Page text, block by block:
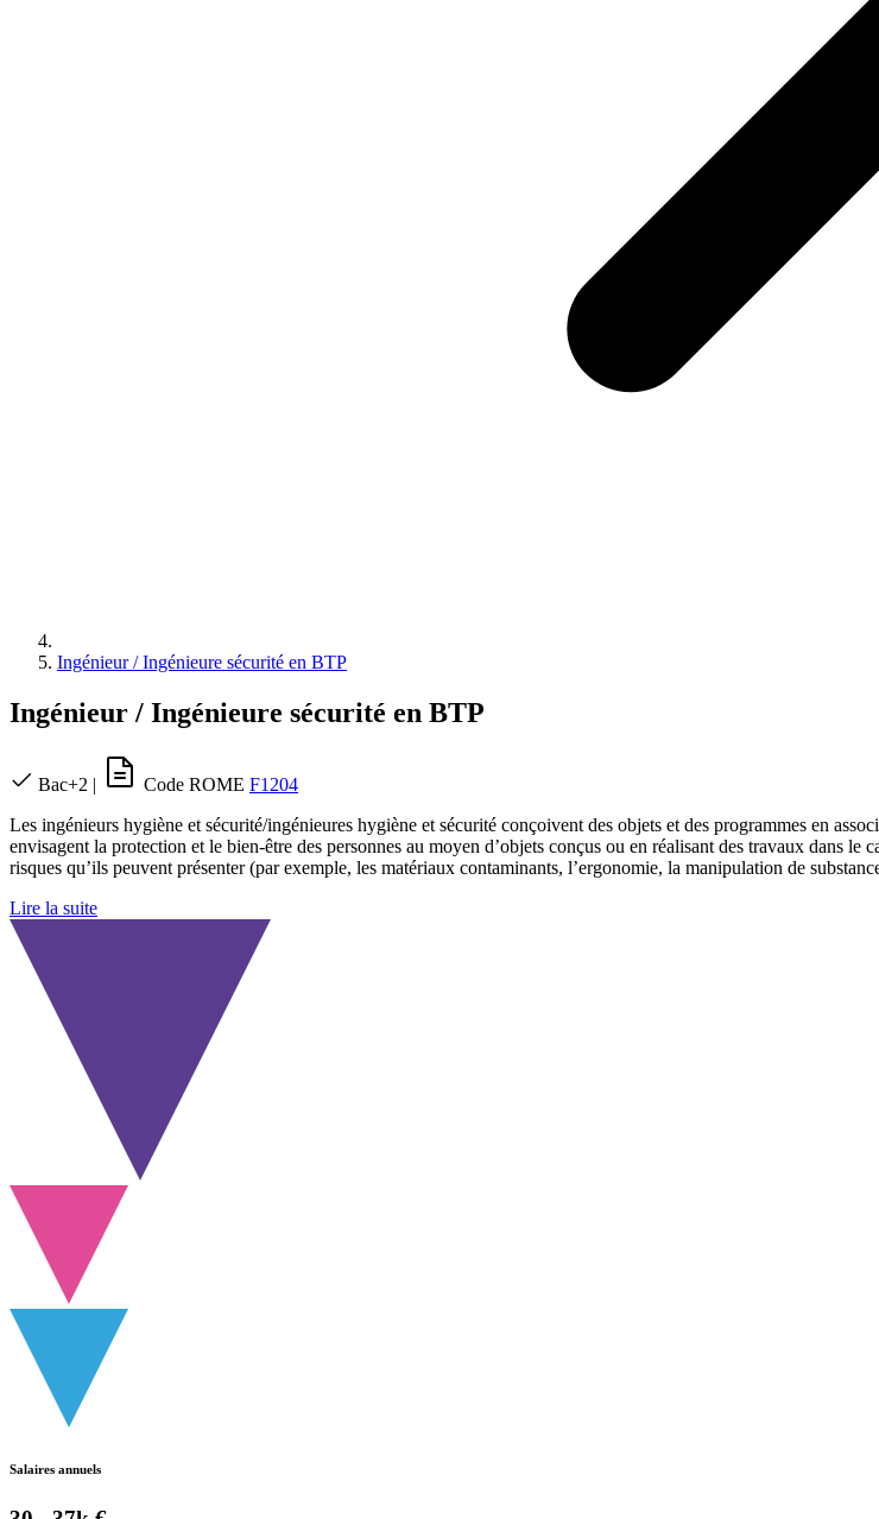
Ingénieur / Ingénieure sécurité en BTP
Ingénieur / Ingénieure sécurité en BTP
Bac+2 | Code ROME F1204
Les ingénieurs hygiène et sécurité/ingénieures hygiène et sécurité conçoivent des objets et des programmes en
envisagent la protection et le bien-être des personnes au moyen d’objets conçus ou en réalisant des travaux dans
risques qu’ils peuvent présenter (par exemple, les matériaux contaminants, l’ergonomie, la manipulation de
Lire la suite
Salaires annuels